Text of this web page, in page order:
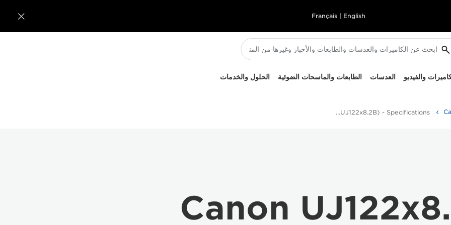
English
Français

والفيديو العدسات الطابعات والماسحات الضوئية الحلول والخدمات
UHD DIGISUPER 122 (UJ122x8.2B) - Specifications -
Canon